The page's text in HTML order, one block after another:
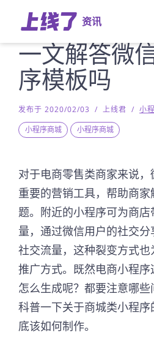
资讯
一文解答微
序模板吗
发布于 2020/02/03 / 上线君 / 小
小程序商城
小程序商城
对于电商零售类商家来说
重要的营销工具，帮助商
题。附近的小程序可为商
量，通过微信用户的社交
社交流量，这种裂变方式
推广方式。既然电商小程
怎么生成呢？都要注意哪
科普一下关于商城类小程
底该如何制作。